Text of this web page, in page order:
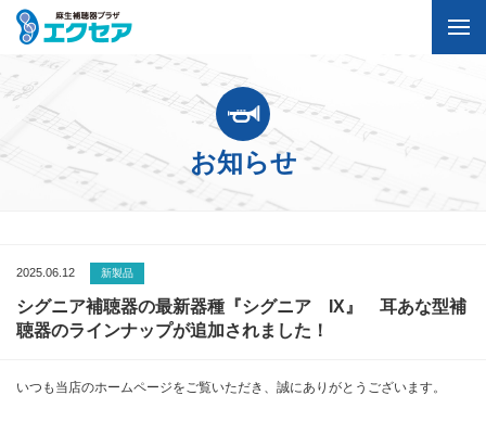
お知らせ
2025.06.12 新製品
シグニア補聴器の最新器種『シグニア IX』 耳あな型補
聴器のラインナップが追加されました！
いつも当店のホームページをご覧いただき、誠にありがとうございます。